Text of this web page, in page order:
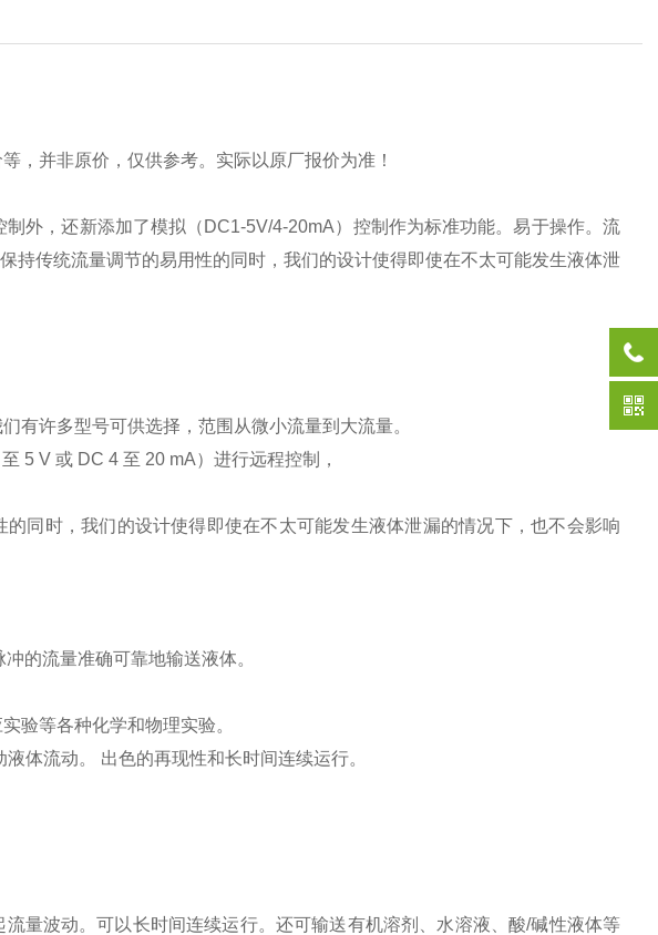
，并非原价，仅供参考。实际以原厂报价为准！
外，还新添加了模拟（DC1-5V/4-20mA）控制作为标准功能。易于操作。流
持传统流量调节的易用性的同时，我们的设计使得即使在不太可能发生液体泄
有许多型号可供选择，范围从微小流量到大流量。
5 V 或 DC 4 至 20 mA）进行远程控制，
同时，我们的设计使得即使在不太可能发生液体泄漏的情况下，也不会影响
的流量准确可靠地输送液体。
验等各种化学和物理实验。
体流动。 出色的再现性和长时间连续运行。
量波动。可以长时间连续运行。还可输送有机溶剂、水溶液、酸/碱性液体等